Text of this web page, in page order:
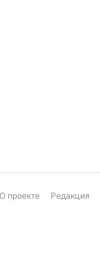
О проекте Редакция